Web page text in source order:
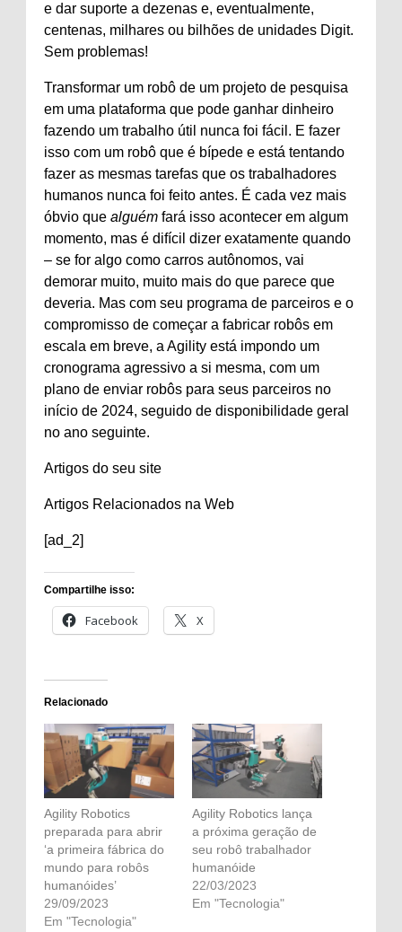
e dar suporte a dezenas e, eventualmente,
centenas, milhares ou bilhões de unidades Digit.
Sem problemas!
Transformar um robô de um projeto de pesquisa
em uma plataforma que pode ganhar dinheiro
fazendo um trabalho útil nunca foi fácil. E fazer
isso com um robô que é bípede e está tentando
fazer as mesmas tarefas que os trabalhadores
humanos nunca foi feito antes. É cada vez mais
óbvio que alguém fará isso acontecer em algum
momento, mas é difícil dizer exatamente quando
– se for algo como carros autônomos, vai
demorar muito, muito mais do que parece que
deveria. Mas com seu programa de parceiros e o
compromisso de começar a fabricar robôs em
escala em breve, a Agility está impondo um
cronograma agressivo a si mesma, com um
plano de enviar robôs para seus parceiros no
início de 2024, seguido de disponibilidade geral
no ano seguinte.
Artigos do seu site
Artigos Relacionados na Web
[ad_2]
Compartilhe isso:
Facebook X
Relacionado
Agility Robotics
preparada para abrir
‘a primeira fábrica do
mundo para robôs
humanóides’
29/09/2023
Em "Tecnologia"
Agility Robotics lança
a próxima geração de
seu robô trabalhador
humanóide
22/03/2023
Em "Tecnologia"